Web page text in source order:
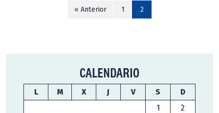
« Anterior 1 2
CALENDARIO
L M X J V S
D
1
2